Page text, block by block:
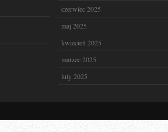
czerwiec 2025
maj 2025
kwiecień 2025
marzec 2025
luty 2025